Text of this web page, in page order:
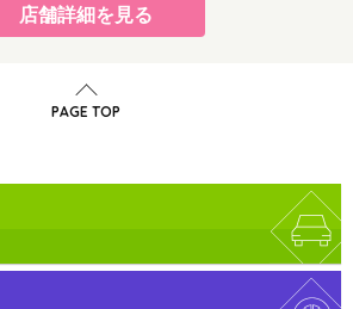
店舗詳細を見る
PAGE TOP